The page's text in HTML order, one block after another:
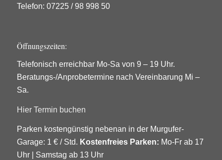
Telefon: 07225 / 98 998 50
Öffnungszeiten:
Telefonisch erreichbar Mo-Sa von 9 – 19 Uhr.
Beratungs-/Anprobetermine nach Vereinbarung Mi –
Sa.
Hier Termin buchen
Parken kostengünstig nebenan in der Murgufer-
Garage: 1 € / Std. Kostenfreies Parken: Mo-Fr ab 17
Uhr | Samstag ab 13 Uhr